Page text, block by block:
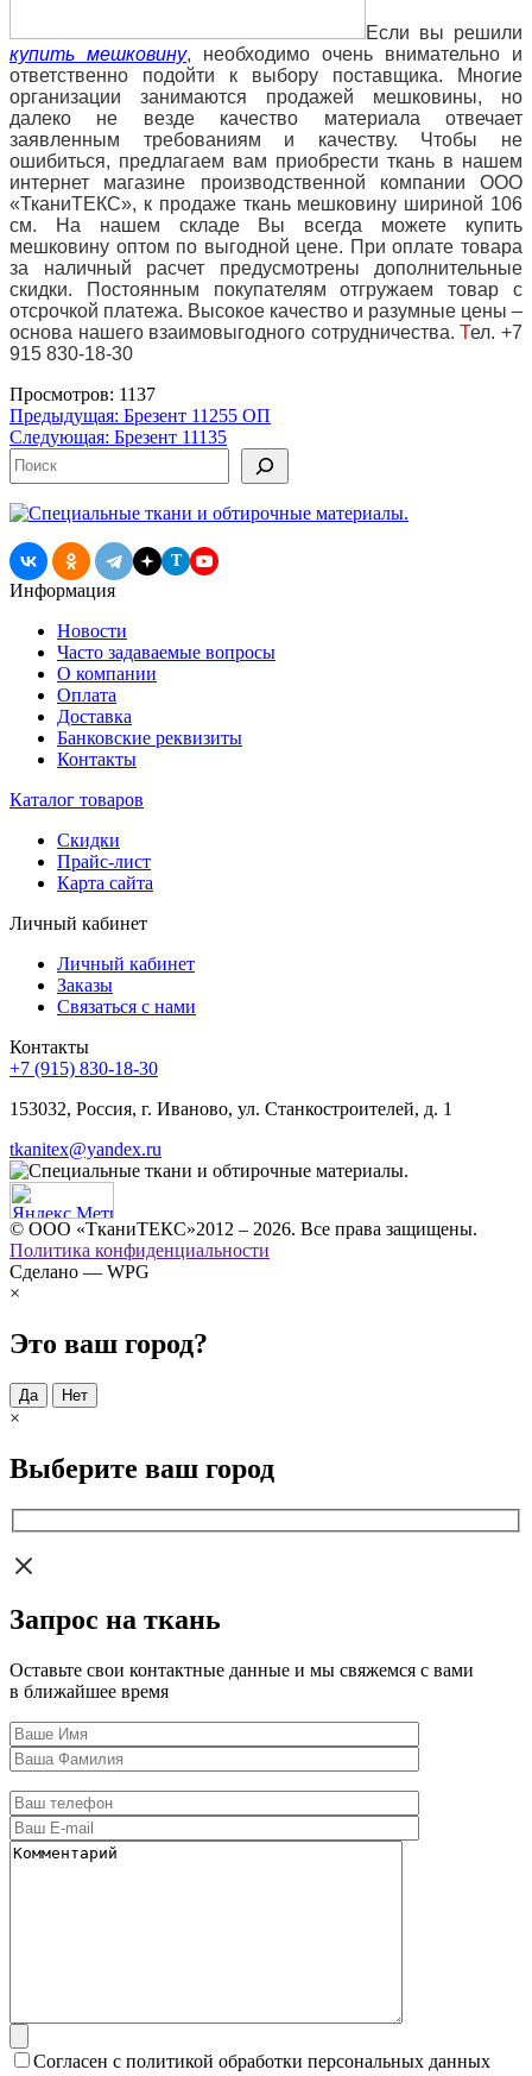
Если вы решили
купить мешковину, необходимо очень внимательно и
ответственно подойти к выбору поставщика. Многие
организации занимаются продажей мешковины, но
далеко не везде качество материала отвечает
заявленным требованиям и качеству. Чтобы не
ошибиться, предлагаем вам приобрести ткань в нашем
интернет магазине производственной компании ООО
«ТканиТЕКС», к продаже ткань мешковину шириной 106
см. На нашем складе Вы всегда можете купить
мешковину оптом по выгодной цене. При оплате товара
за наличный расчет предусмотрены дополнительные
скидки. Постоянным покупателям отгружаем товар с
отсрочкой платежа. Высокое качество и разумные цены –
основа нашего взаимовыгодного сотрудничества.Тел. +7
915 830-18-30
Просмотров: 1137
Навигация
по
записям
Предыдущая: Брезент 11255 ОП
Следующая: Брезент 11135
Поиск
T
Информация
Новости
Часто задаваемые вопросы
О компании
Оплата
Доставка
Банковские реквизиты
Контакты
Каталог товаров
Скидки
Прайс-лист
Карта сайта
Личный кабинет
Личный кабинет
Заказы
Связаться с нами
Контакты
+7 (915) 830-18-30
153032, Россия, г. Иваново, ул. Станкостроителей, д. 1
tkanitex@yandex.ru
© ООО «ТканиТЕКС»2012 – 2026. Все права защищены.
Политика конфиденциальности
Сделано — WPG
×
Это ваш город?
Да Нет
×
Выберите ваш город
Запрос на ткань
Оставьте свои контактные данные и мы свяжемся с вами
в ближайшее время
Согласен с политикой обработки персональных данных